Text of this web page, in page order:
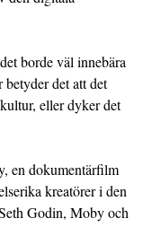
borde väl innebära
det att det
eller dyker det
en dokumentärfilm
kreatörer i den
Godin, Moby och